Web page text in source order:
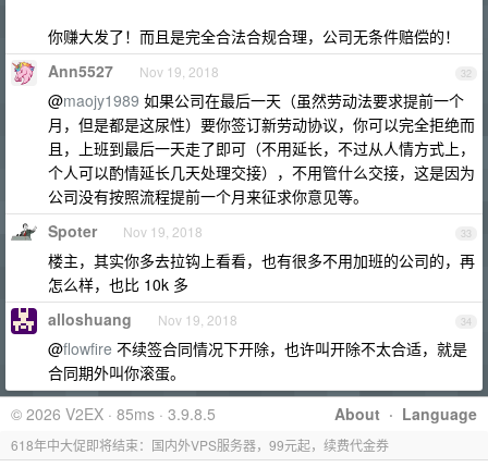
你赚大发了！而且是完全合法合规合理，公司无条件赔偿的！
32
Ann5527 Nov 19, 2018
@maojy1989 如果公司在最后一天（虽然劳动法要求提前一个
月，但是都是这尿性）要你签订新劳动协议，你可以完全拒绝而
且，上班到最后一天走了即可（不用延长，不过从人情方式上，
个人可以酌情延长几天处理交接），不用管什么交接，这是因为
公司没有按照流程提前一个月来征求你意见等。
33
Spoter Nov 19, 2018
楼主，其实你多去拉钩上看看，也有很多不用加班的公司的，再
怎么样，也比 10k 多
34
alloshuang Nov 19, 2018
@flowfire 不续签合同情况下开除，也许叫开除不太合适，就是
合同期外叫你滚蛋。
About · Language
© 2026 V2EX · 85ms · 3.9.8.5
618年中大促即将结束：国内外VPS服务器，99元起，续费代金券